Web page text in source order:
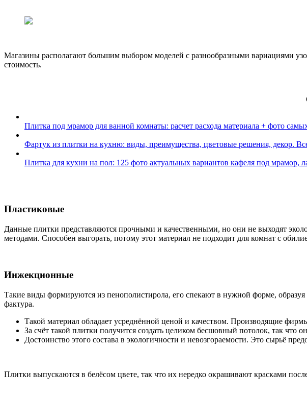
Магазины располагают большим выбором моделей с разнообразными вариациями
стоимость.
Плитка под мрамор для ванной комнаты: расчет расхода материала + фото
Фартук из плитки на кухню: виды, преимущества, цветовые решения, декор.
Плитка для кухни на пол: 125 фото актуальных вариантов кафеля под мрамор,
Пластиковые
Данные плитки представляются прочными и качественными, но они не выходят
методами. Способен выгорать, потому этот материал не подходит для комнат с
Инжекционные
Такие виды формируются из пенополистирола, его спекают в нужной форме,
фактура.
Такой материал обладает усреднённой ценой и качеством. Производящие
За счёт такой плитки получится создать целиком бесшовный потолок, так что
Достоинство этого состава в экологичности и невозгораемости. Это сырьё
Плитки выпускаются в белёсом цвете, так что их нередко окрашивают красками